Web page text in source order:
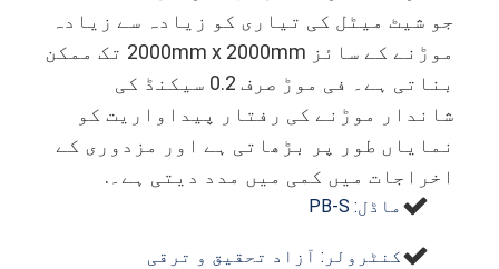
جو شیٹ میٹل کی تیاری کو زیادہ سے زیادہ
موڑنے کے سائز 2000mm x 2000mm تک ممکن
بناتی ہے۔ فی موڑ صرف 0.2 سیکنڈ کی
شاندار موڑنے کی رفتار پیداواریت کو
نمایاں طور پر بڑھاتی ہے اور مزدوری کے
اخراجات میں کمی میں مدد دیتی ہے۔.
ماڈل: PB-S
کنٹرولر: آزاد تحقیق و ترقی